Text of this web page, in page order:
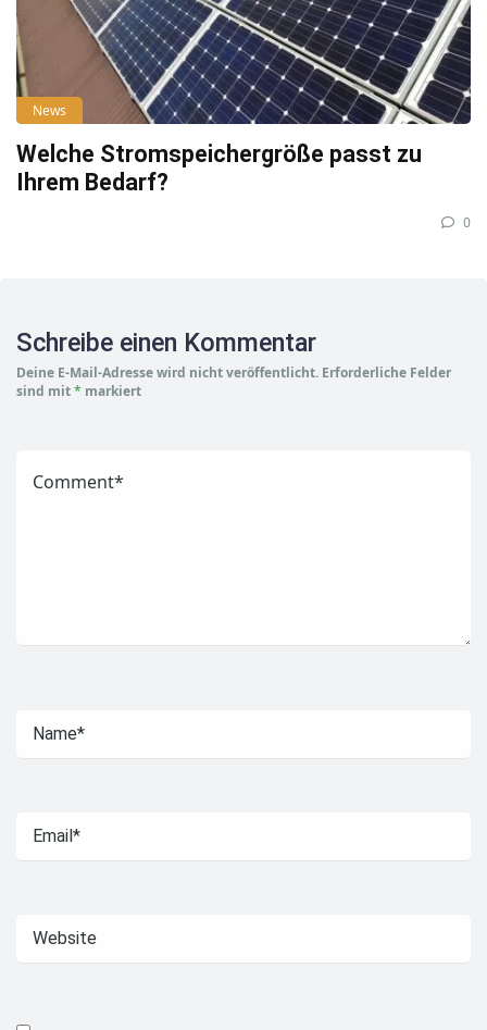
News
Welche Stromspeichergröße passt zu
Ihrem Bedarf?
0
Schreibe einen Kommentar
Deine E-Mail-Adresse wird nicht veröffentlicht. Erforderliche Felder
sind mit* markiert